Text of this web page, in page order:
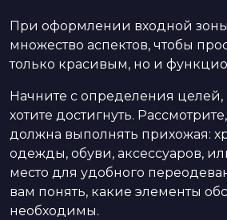
При оформлении входной
множество аспектов, чтобы
только красивым, но и
Начните с определения целей,
хотите достигнуть.
должна выполнять прихожая:
одежды, обуви, аксессуаров,
место для удобного
вам понять, какие элементы
необходимы.